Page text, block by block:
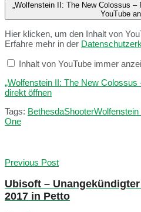
„Wolfenstein II: The New Colossus –
YouTube
Hier klicken, um den Inhalt von
Erfahre mehr in der
Inhalt von YouTube immer
„Wolfenstein II: The New Colossus
direkt öffnen
Tags: BethesdaShooter
One
Previous Post
Ubisoft –
2017 in Petto